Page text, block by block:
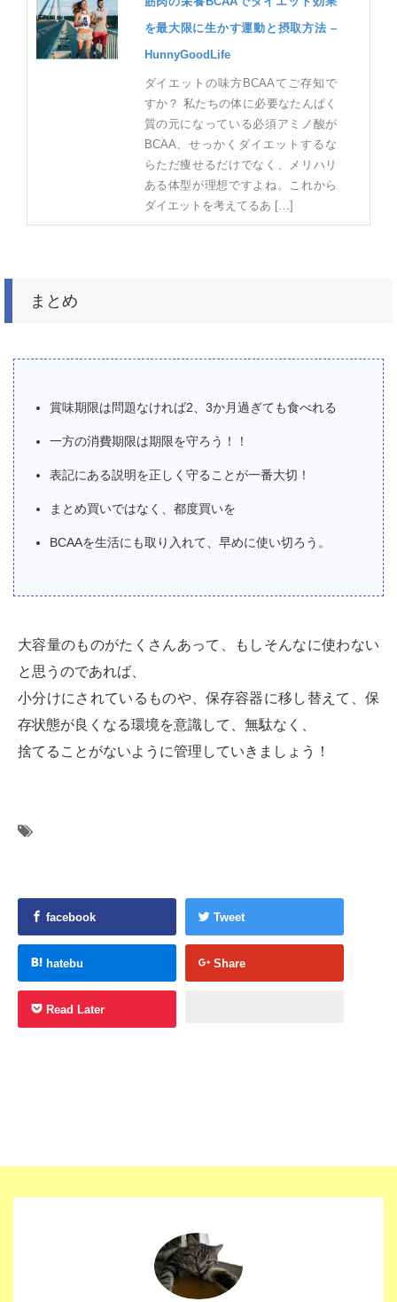
を最大限に生かす運動と摂取方法 –
HunnyGoodLife
ダイエットの味方BCAAてご存知で
すか？ 私たちの体に必要なたんぱく
質の元になっている必須アミノ酸が
BCAA、せっかくダイエットするな
らただ痩せるだけでなく、メリハリ
ある体型が理想ですよね。これから
ダイエットを考えてるあ […]
まとめ
賞味期限は問題なければ2、3か月過ぎても食べれる
一方の消費期限は期限を守ろう！！
表記にある説明を正しく守ることが一番大切！
まとめ買いではなく、都度買いを
BCAAを生活にも取り入れて、早めに使い切ろう。
大容量のものがたくさんあって、もしそんなに使わない
と思うのであれば、
小分けにされているものや、保存容器に移し替えて、保
存状態が良くなる環境を意識して、無駄なく、
捨てることがないように管理していきましょう！
facebook Tweet
hatebu Share
Read Later